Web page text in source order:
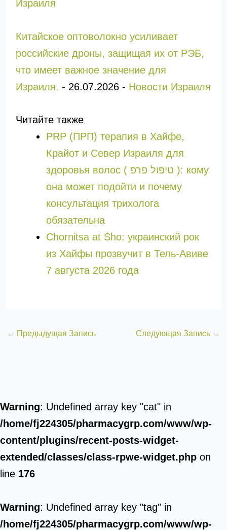
Израиля
Китайское оптоволокно усиливает
российские дроны, защищая их от РЭБ,
что имеет важное значение для
Израиля. - 26.07.2026- Новости Израиля
Читайте также
PRP (ПРП) терапия в Хайфе,
Крайот и Север Израиля для
здоровья волос ( טיפול פרפ ): кому
она может подойти и почему
консультация трихолога
обязательна
Chornitsa at Sho: украинский рок
из Хайфы прозвучит в Тель-Авиве
7 августа 2026 года
← Предыдущая Запись Следующая Запись →
Warning: Undefined array key "cat" in
/home/fj224305/pharmacygrp.com/www/wp-
content/plugins/recent-posts-widget-
extended/classes/class-rpwe-widget.php on
line 176
Warning: Undefined array key "tag" in
/home/fj224305/pharmacygrp.com/www/wp-